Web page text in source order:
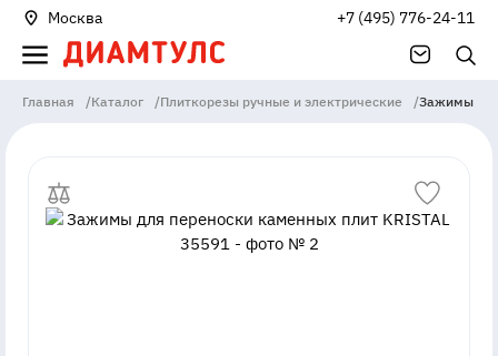
Москва +7 (495) 776-24-11
Главная /Каталог /Плиткорезы ручные и электрические /Зажимы для